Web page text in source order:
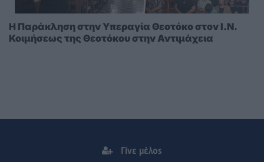
Η Παράκληση στην Υπεραγία Θεοτόκο στoν I.N.
Κοιμήσεως της Θεοτόκου στην Αντιμάχεια
Γίνε μέλος